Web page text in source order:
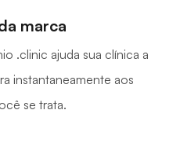
marca
.clinic ajuda sua clínica a
instantaneamente aos
se trata.